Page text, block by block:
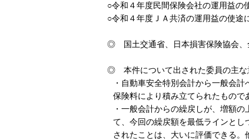
○令和４年度民間保険会社の運用益の
○令和４年度ＪＡ共済の運用益の使途
◎ 国土交通省、日本損害保険協会、
◎ 本件について出された委員の主な
・自動車安全特別会計から一般会
保険料により積み立てられたもので
・一般会計からの繰戻しが、増額
て、今回の繰戻額を最低ラインと
されたことは、大いに評価できる